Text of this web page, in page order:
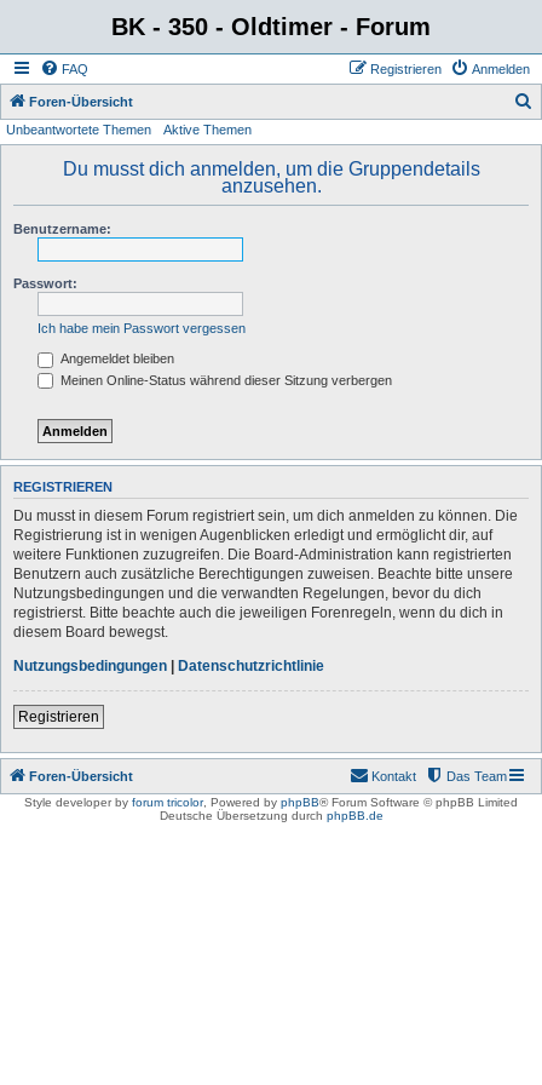
BK - 350 - Oldtimer - Forum
FAQ Anmelden
Registrieren
Foren-Übersicht
Unbeantwortete Themen Aktive Themen
Du musst dich anmelden, um die Gruppendetails
anzusehen.
Benutzername:
Passwort:
Ich habe mein Passwort vergessen
Angemeldet bleiben
Meinen Online-Status während dieser Sitzung verbergen
REGISTRIEREN
Du musst in diesem Forum registriert sein, um dich anmelden zu können. Die
Registrierung ist in wenigen Augenblicken erledigt und ermöglicht dir, auf
weitere Funktionen zuzugreifen. Die Board-Administration kann registrierten
Benutzern auch zusätzliche Berechtigungen zuweisen. Beachte bitte unsere
Nutzungsbedingungen und die verwandten Regelungen, bevor du dich
registrierst. Bitte beachte auch die jeweiligen Forenregeln, wenn du dich in
diesem Board bewegst.
Nutzungsbedingungen | Datenschutzrichtlinie
Registrieren
Foren-Übersicht Das Team
Kontakt
Style developer by forum tricolor, Powered by phpBB® Forum Software © phpBB Limited
Deutsche Übersetzung durch phpBB.de